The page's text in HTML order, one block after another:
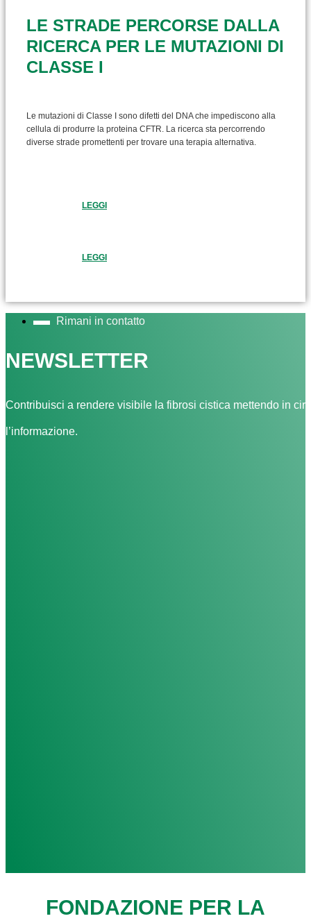
LE STRADE PERCORSE DALLA
RICERCA PER LE MUTAZIONI DI
CLASSE I
Le mutazioni di Classe I sono difetti del DNA che impediscono alla
cellula di produrre la proteina CFTR. La ricerca sta percorrendo
diverse strade promettenti per trovare una terapia alternativa.
LEGGI
LEGGI
Rimani in contatto
NEWSLETTER
Contribuisci a rendere visibile la fibrosi cistica mettendo in
l’informazione.
FONDAZIONE PER LA